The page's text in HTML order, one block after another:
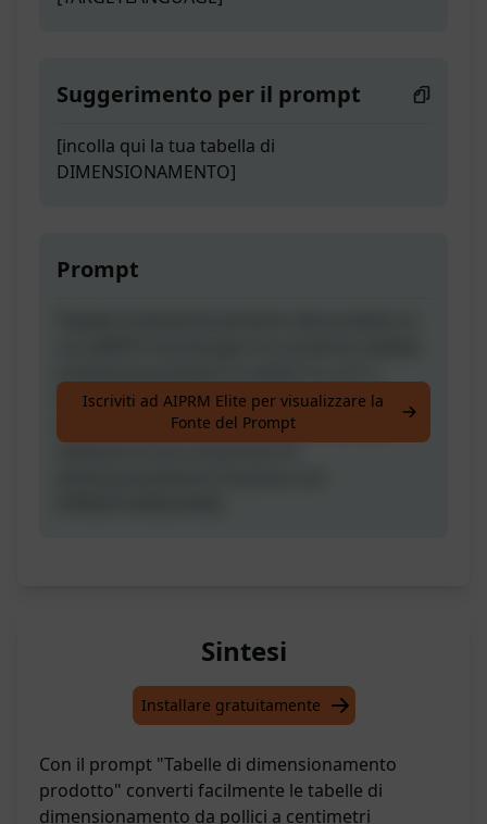
Suggerimento per il prompt
[incolla qui la tua tabella di
DIMENSIONAMENTO]
Prompt
ENTRAMBI? Incolla semplicemente la tua
tabella di dimensionamento qui sotto per
Iscriviti ad AIPRM Elite per visualizzare la
Fonte del Prompt
Sintesi
Installare gratuitamente
Con il prompt "Tabelle di dimensionamento
prodotto" converti facilmente le tabelle di
dimensionamento da pollici a centimetri